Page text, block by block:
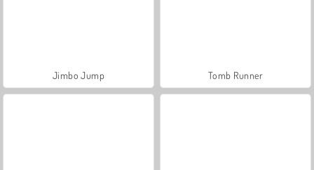
Jimbo Jump Tomb Runner